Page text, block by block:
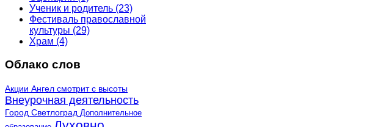
Ученик и родитель (23)
Фестиваль православной
культуры (29)
Храм (4)
Облако слов
Акции Ангел смотрит с высоты
Внеурочная деятельность
Город Светлоград Дополнительное